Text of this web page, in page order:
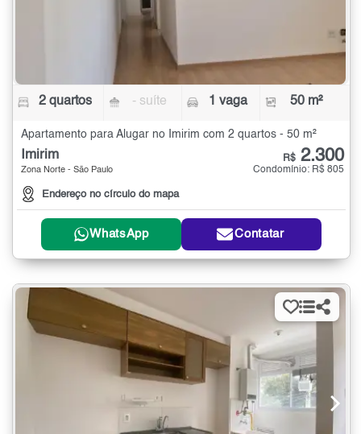
2 quartos - suíte 1 vaga 50 m²
Apartamento para Alugar no Imirim com 2 quartos - 50 m²
Imirim
Zona Norte - São Paulo
Endereço no círculo do mapa
R$ 2.300
Condomínio: R$ 805
WhatsApp Contatar